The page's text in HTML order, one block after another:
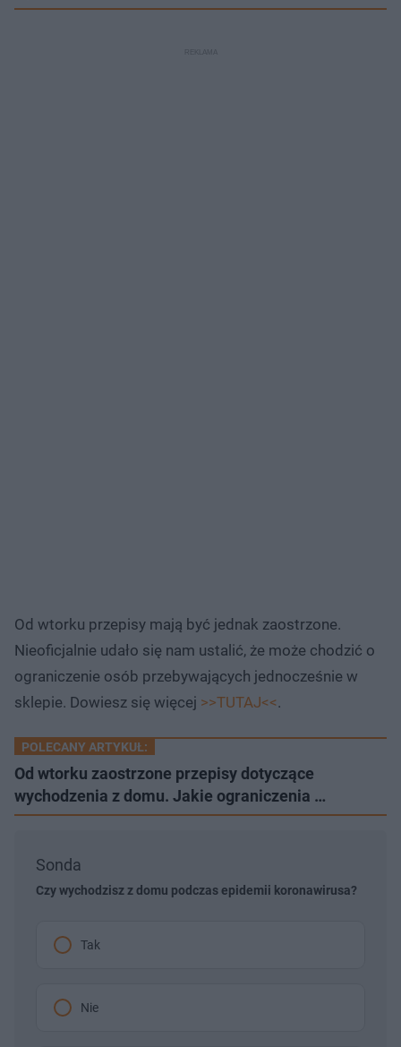
Od wtorku przepisy mają być jednak zaostrzone.
Nieoficjalnie udało się nam ustalić, że może chodzić o
ograniczenie osób przebywających jednocześnie w
sklepie. Dowiesz się więcej >>TUTAJ<<.
POLECANY ARTYKUŁ:
Od wtorku zaostrzone przepisy dotyczące
wychodzenia z domu. Jakie ograniczenia …
Sonda
Czy wychodzisz z domu podczas epidemii koronawirusa?
Tak
Nie